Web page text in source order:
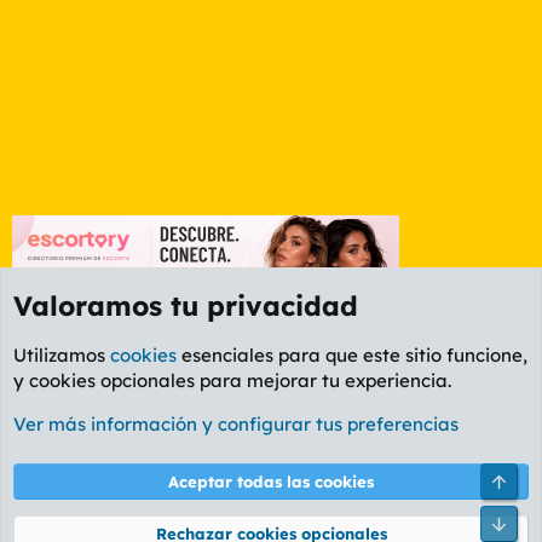
Foro General
Cookies
PL OLDSTYLE AMARILLO
Términos y reglas Política de privacidad Ayuda
Valoramos tu privacidad
Utilizamos cookies esenciales para que este sitio funcione,
y cookies opcionales para mejorar tu experiencia.
Ver más información y configurar tus preferencias
Aceptar todas las cookies
Rechazar cookies opcionales
Pie